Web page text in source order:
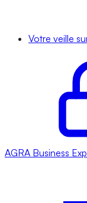
Votre veille
AGRA Business